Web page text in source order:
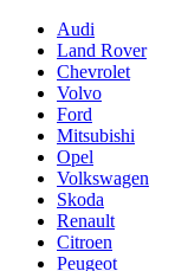
Audi
Land Rover
Chevrolet
Volvo
Ford
Mitsubishi
Opel
Volkswagen
Skoda
Renault
Citroen
Peugeot